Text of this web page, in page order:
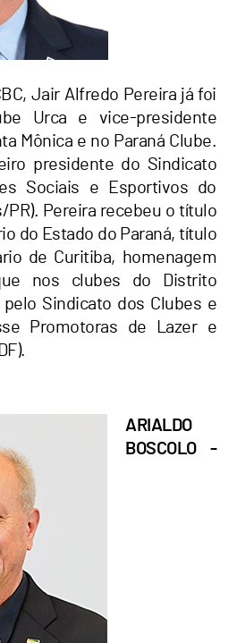
Jair Alfredo Pereira já foi
Urca e vice-presidente
Mônica e no Paraná Clube.
presidente do Sindicato
Sociais e Esportivos do
PR). Pereira recebeu o título
do Estado do Paraná, título
de Curitiba, homenagem
nos clubes do Distrito
pelo Sindicato dos Clubes e
Promotoras de Lazer e
ARIALDO
BOSCOLO -